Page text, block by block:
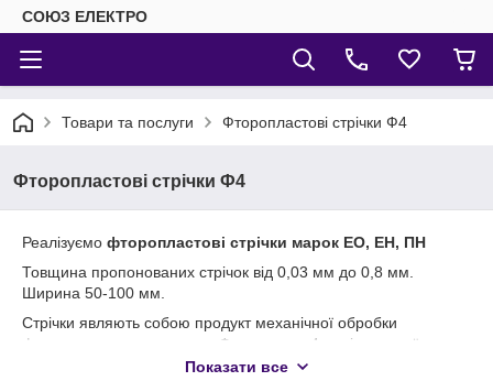
СОЮЗ ЕЛЕКТРО
Товари та послуги Фторопластові стрічки Ф4
Фторопластові стрічки Ф4
Реалізуємо фторопластові стрічки марок ЕО, ЕН, ПН
Товщина пропонованих стрічок від 0,03 мм до 0,8 мм.
Ширина 50-100 мм.
Стрічки являють собою продукт механічної обробки
фторопластових заготовок Фторопласт-4 циліндричної
Показати все